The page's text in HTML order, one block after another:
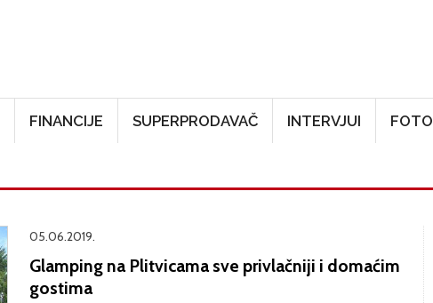
FINANCIJE SUPERPRODAVAČ INTERVJUI FOTO
05.06.2019.
Glamping na Plitvicama sve privlačniji i domaćim
gostima